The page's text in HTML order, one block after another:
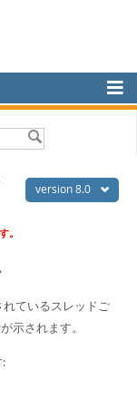
version 8.0
。
ているスレッドご
示されます。